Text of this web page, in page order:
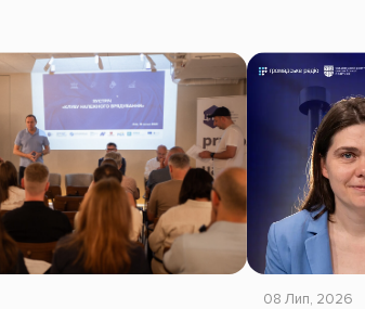
08 Лип, 2026